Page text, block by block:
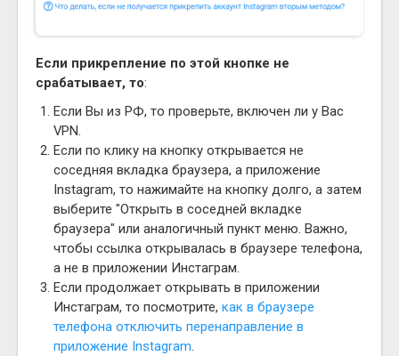
Если прикрепление по этой кнопке не
срабатывает, то:
Если Вы из РФ, то проверьте, включен ли у Вас
VPN.
Если по клику на кнопку открывается не
соседняя вкладка браузера, а приложение
Instagram, то нажимайте на кнопку долго, а затем
выберите "Открыть в соседней вкладке
браузера" или аналогичный пункт меню. Важно,
чтобы ссылка открывалась в браузере телефона,
а не в приложении Инстаграм.
Если продолжает открывать в приложении
Инстаграм, то посмотрите, как в браузере
телефона отключить перенаправление в
приложение Instagram.